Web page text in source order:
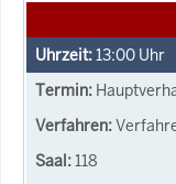
13:00 Uhr
118